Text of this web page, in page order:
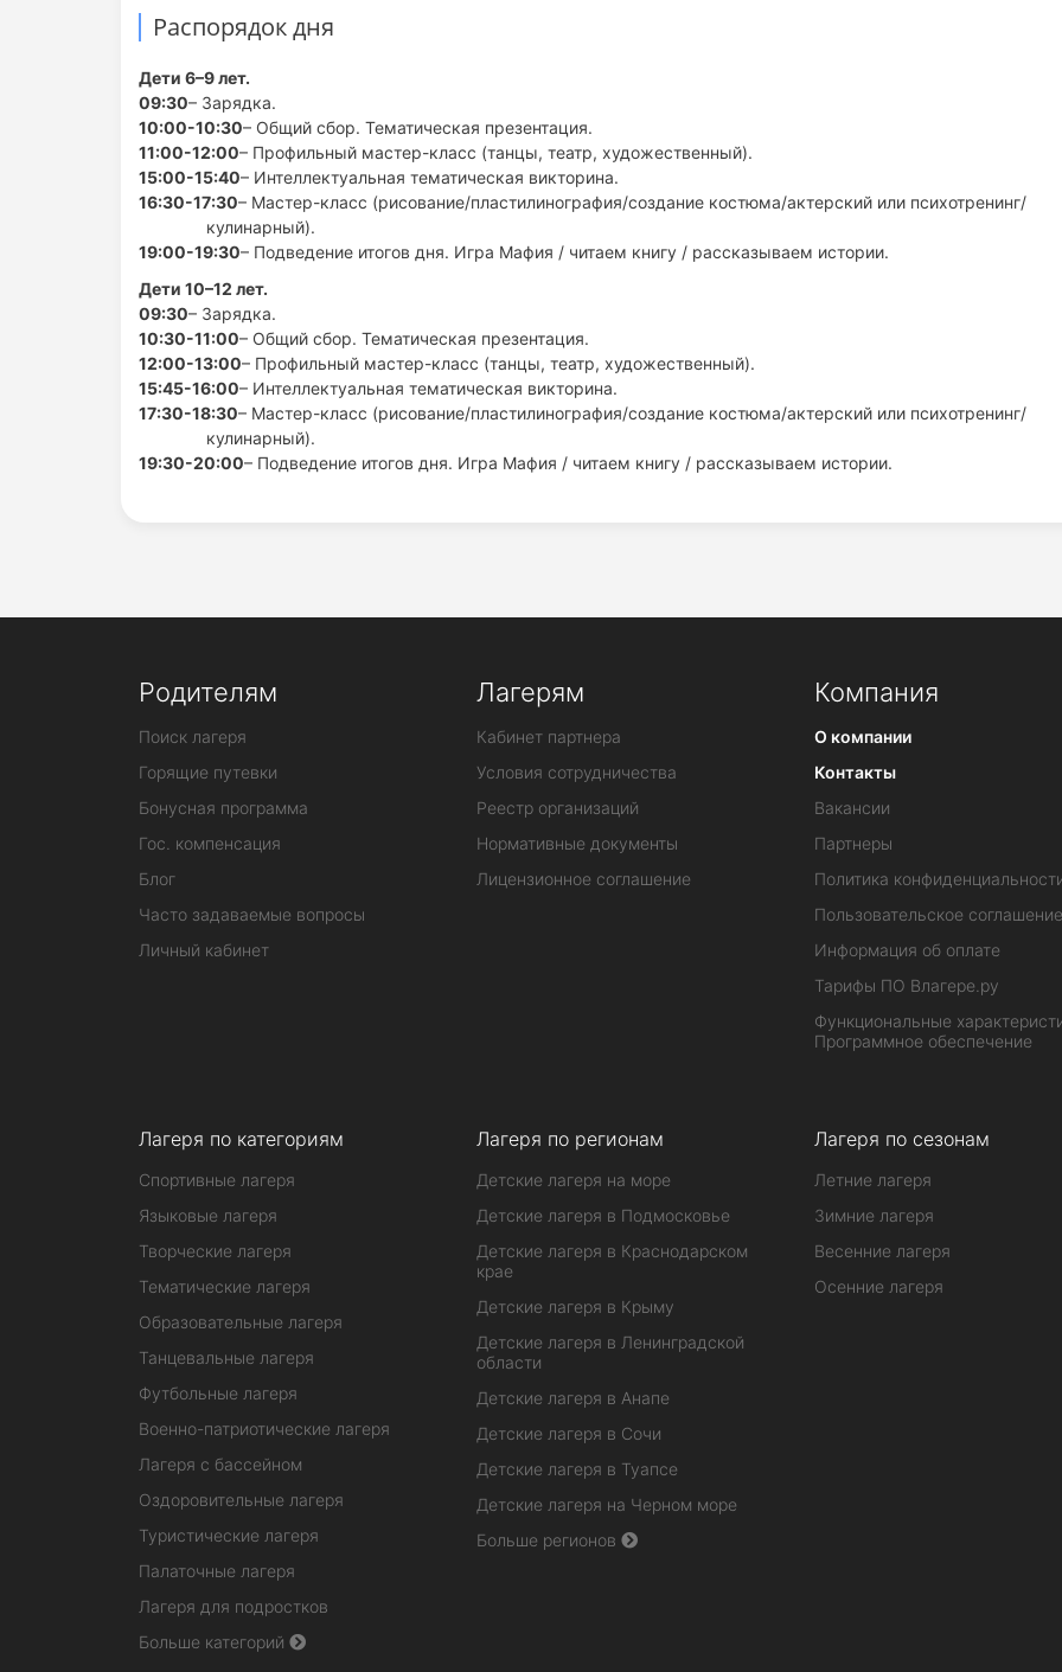
Распорядок дня
Дети 6–9 лет.
09:30– Зарядка.
10:00-10:30– Общий сбор. Тематическая презентация.
11:00-12:00– Профильный мастер-класс (танцы, театр, художественный).
15:00-15:40– Интеллектуальная тематическая викторина.
16:30-17:30– Мастер-класс (рисование/пластилинография/создание костюма/актерский или психотренинг/
кулинарный).
19:00-19:30– Подведение итогов дня. Игра Мафия / читаем книгу / рассказываем истории.
Дети 10–12 лет.
09:30– Зарядка.
10:30-11:00– Общий сбор. Тематическая презентация.
12:00-13:00– Профильный мастер-класс (танцы, театр, художественный).
15:45-16:00– Интеллектуальная тематическая викторина.
17:30-18:30– Мастер-класс (рисование/пластилинография/создание костюма/актерский или психотренинг/
кулинарный).
19:30-20:00– Подведение итогов дня. Игра Мафия / читаем книгу / рассказываем истории.
Родителям
Поиск лагеря
Горящие путевки
Бонусная программа
Гос. компенсация
Блог
Часто задаваемые вопросы
Личный кабинет
Лагерям
Кабинет партнера
Условия сотрудничества
Реестр организаций
Нормативные документы
Лицензионное соглашение
Компания
О компании
Контакты
Вакансии
Партнеры
Политика
Пользовательское соглашение
Информация об оплате
Тарифы ПО Влагере.ру
Функциональные
Программное обеспечение
Лагеря по категориям
Спортивные лагеря
Языковые лагеря
Творческие лагеря
Тематические лагеря
Образовательные лагеря
Танцевальные лагеря
Футбольные лагеря
Военно-патриотические лагеря
Лагеря с бассейном
Оздоровительные лагеря
Туристические лагеря
Палаточные лагеря
Лагеря для подростков
Больше категорий
Лагеря по регионам
Детские лагеря на море
Детские лагеря в Подмосковье
Детские лагеря в Краснодарском
крае
Детские лагеря в Крыму
Детские лагеря в Ленинградской
области
Детские лагеря в Анапе
Детские лагеря в Сочи
Детские лагеря в Туапсе
Детские лагеря на Черном море
Больше регионов
Лагеря по сезонам
Летние лагеря
Зимние лагеря
Весенние лагеря
Осенние лагеря